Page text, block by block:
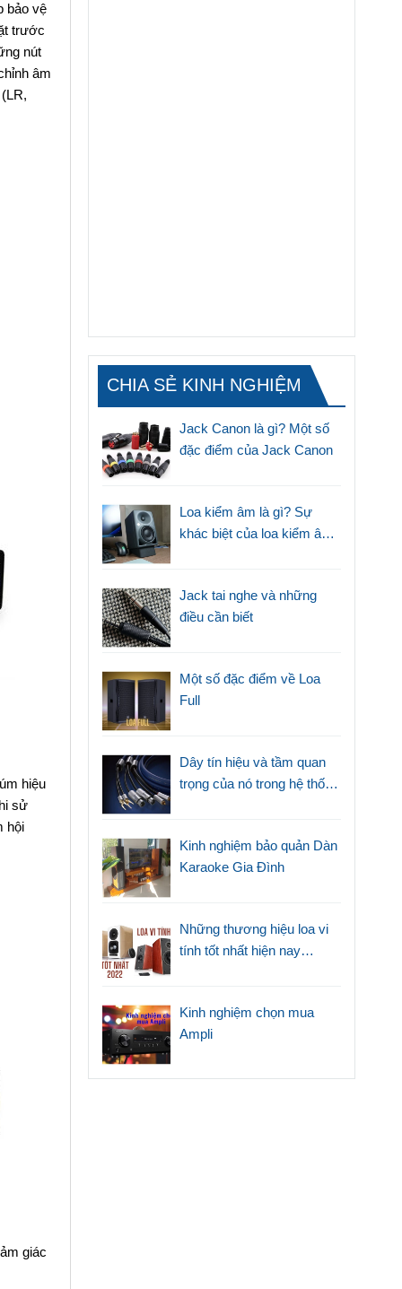
bảo vệ
trước
nút
âm
hiệu
sử
hội
giác
CHIA SẺ KINH NGHIỆM
Jack Canon là gì? Một số
đặc điểm của Jack Canon
Loa kiểm âm là gì? Sự
khác biệt của loa kiểm âm
Jack tai nghe và những
điều cần biết
Một số đặc điểm về Loa
Full
Dây tín hiệu và tầm quan
trọng của nó trong hệ thống
Kinh nghiệm bảo quản Dàn
Karaoke Gia Đình
Những thương hiệu loa vi
tính tốt nhất hiện nay
Kinh nghiệm chọn mua
Ampli